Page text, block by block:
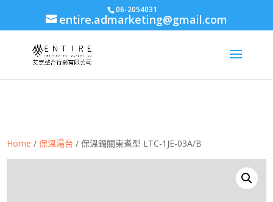
body{font-family: arial,"Microsoft JhengHei","微軟正黑體",sans-serif
06-2054031
entire.admarketing@gmail.com
Home /保溫湯台 / 保溫鍋關東煮型 LTC-1JE-03A/B